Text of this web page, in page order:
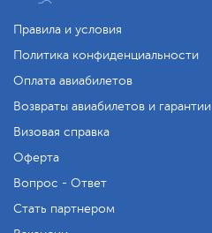
Правила и условия
Политика конфиденциальности
Оплата авиабилетов
Возвраты авиабилетов и гарантии
Визовая справка
Оферта
Вопрос - Ответ
Стать партнером